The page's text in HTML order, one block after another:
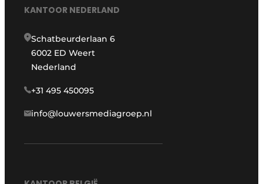
KANTOOR NEDERLAND
Schatbeurderlaan 6
6002 ED Weert
Nederland
+31 495 450095
info@louwersmediagroep.nl